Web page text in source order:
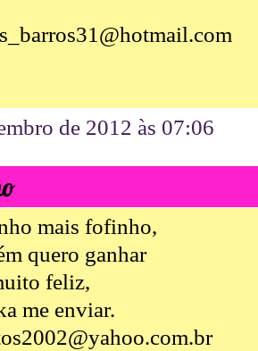
de 2012 às 07:06
mais fofinho,
quero ganhar
feliz,
me enviar.